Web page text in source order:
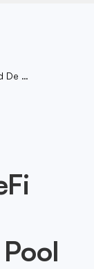
La Escalofriante Realidad De La Seguridad En DeFi Expuesta Por La Brecha De Meta Pool